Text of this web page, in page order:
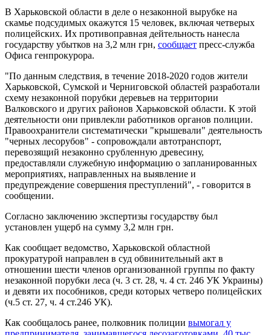
В Харьковской области в деле о незаконной вырубке на
скамье подсудимых окажутся 15 человек, включая четверых
полицейских. Их противоправная дейтельность нанесла
государству убытков на 3,2 млн грн, сообщает пресс-служба
Офиса генпрокурора.
"По данным следствия, в течение 2018-2020 годов жители
Харьковской, Сумской и Черниговской областей разработали
схему незаконной порубки деревьев на территории
Валковского и других районов Харьковской области. К этой
деятельности они привлекли работников органов полиции.
Правоохранители систематически "крышевали" деятельность
"черных лесорубов" - сопровождали автотранспорт,
перевозящий незаконно срубленную древесину,
предоставляли служебную информацию о запланированных
мероприятиях, направленных на выявление и
предупреждение совершения преступлений", - говорится в
сообщении.
Согласно заключению экспертизы государству был
установлен ущерб на сумму 3,2 млн грн.
Как сообщает ведомство, Харьковской областной
прокуратурой направлен в суд обвинительный акт в
отношении шести членов организованной группы по факту
незаконной порубки леса (ч. 3 ст. 28, ч. 4 ст. 246 УК Украины)
и девяти их пособников, среди которых четверо полицейских
(ч.5 ст. 27, ч. 4 ст.246 УК).
Как сообщалось ранее, полковник полиции вымогал у